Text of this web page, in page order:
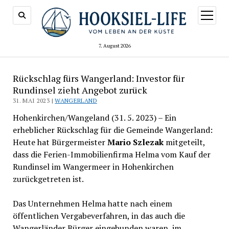
7. August 2026
Menü
öffnen
Rückschlag fürs Wangerland: Investor für
Rundinsel zieht Angebot zurück
31. MAI 2023 |WANGERLAND
Hohenkirchen/Wangeland (31. 5. 2023) – Ein
erheblicher Rückschlag für die Gemeinde Wangerland:
Heute hat BürgermeisterMario Szlezak mitgeteilt,
dass die Ferien-Immobilienfirma Helma vom Kauf der
Rundinsel im Wangermeer in Hohenkirchen
zurückgetreten ist.
Das Unternehmen Helma hatte nach einem
öffentlichen Vergabeverfahren, in das auch die